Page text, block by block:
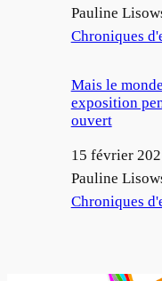
Auteur
Pauline
Par rapport à
Chroniques
Mais le
exposition
ouvert
Date
15 février
Auteur
Pauline
Par rapport à
Chroniques